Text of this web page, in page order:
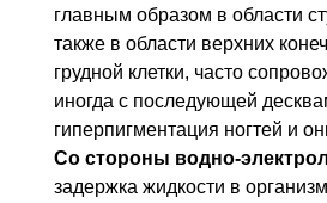
главным образом в области
также в области верхних
грудной клетки, часто
иногда с последующей
гиперпигментация ногтей и
Со стороны водно-
задержка жидкости в